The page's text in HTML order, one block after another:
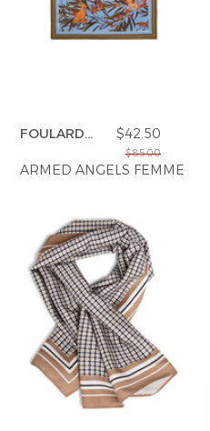
FOULARD
$42.50
$85.00
ARMED ANGELS FEMME